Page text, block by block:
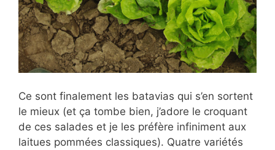
Ce sont finalement les batavias qui s’en sortent
le mieux (et ça tombe bien, j’adore le croquant
de ces salades et je les préfère infiniment aux
laitues pommées classiques). Quatre variétés